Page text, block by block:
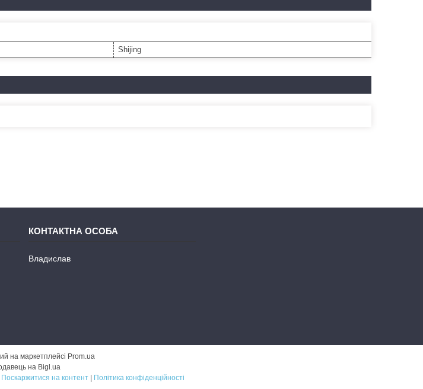
Shijing
Владислав
на маркетплейсі Prom.ua
на Bigl.ua
Поскаржитися на контент Політика конфіденційності